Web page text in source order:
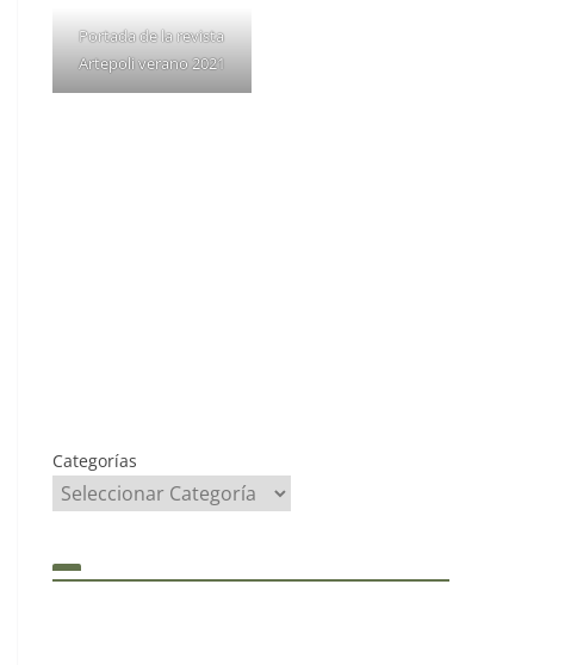
Portada de la revista
Artepoli verano 2021
Categorías